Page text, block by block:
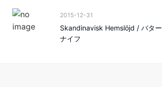
2015-12-31
Skandinavisk Hemslöjd / バター
ナイフ